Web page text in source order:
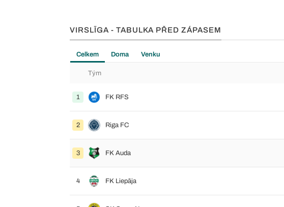
VIRSLĪGA - TABULKA PŘED ZÁPASEM
Celkem Doma Venku
Tým
1 FK RFS
2 Riga FC
3 FK Auda
4 FK Liepāja